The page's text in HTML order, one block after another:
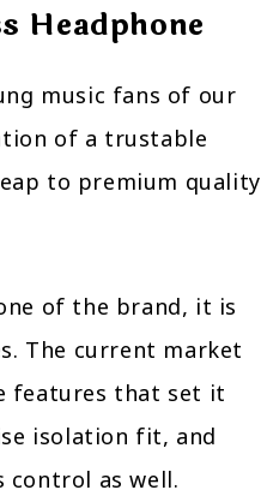
Headphone
music fans of our
of a trustable
to premium quality
of the brand, it is
The current market
features that set it
isolation fit, and
as well.